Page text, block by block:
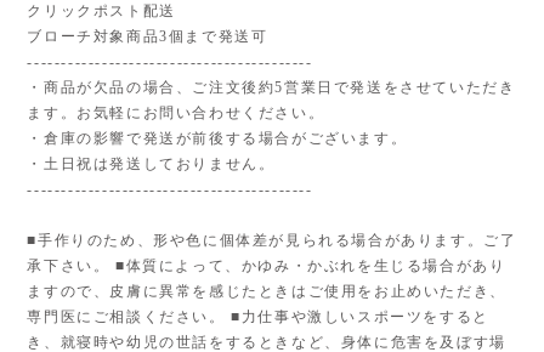
クリックポスト配送
ブローチ対象商品3個まで発送可
------------------------------------------
・商品が欠品の場合、ご注文後約5営業日で発送をさせていただき
ます。お気軽にお問い合わせください。
・倉庫の影響で発送が前後する場合がございます。
・土日祝は発送しておりません。
------------------------------------------
■手作りのため、形や色に個体差が見られる場合があります。ご了
承下さい。 ■体質によって、かゆみ・かぶれを生じる場合があり
ますので、皮膚に異常を感じたときはご使用をお止めいただき、
専門医にご相談ください。 ■力仕事や激しいスポーツをすると
き、就寝時や幼児の世話をするときなど、身体に危害を及ぼす場